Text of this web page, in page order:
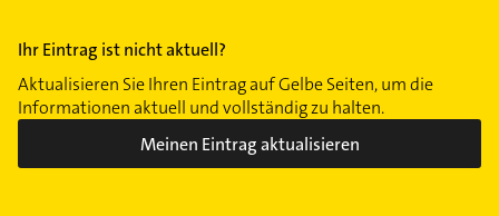
Ihr Eintrag ist nicht aktuell?
Aktualisieren Sie Ihren Eintrag auf Gelbe Seiten, um die
Informationen aktuell und vollständig zu halten.
Meinen Eintrag aktualisieren